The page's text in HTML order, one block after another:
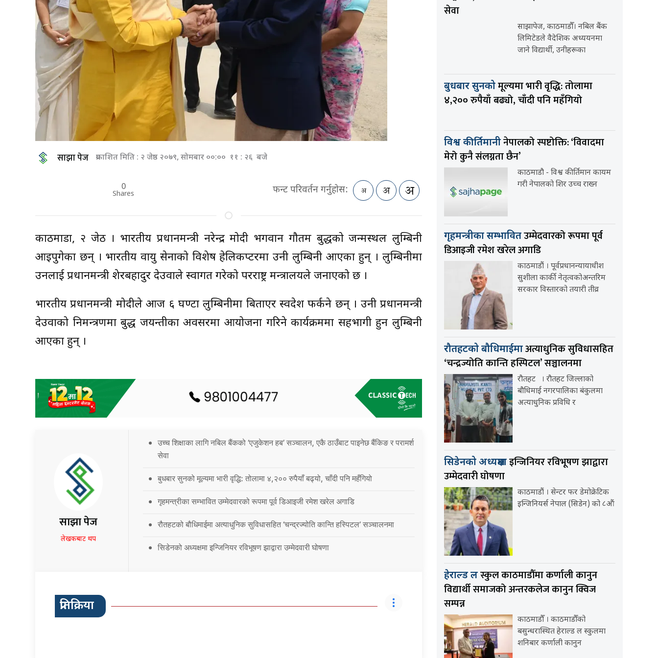
साझा पेज प्रकाशित मिति : २ जेष्ठ २०७९, सोमबार ००:०० ११ : २६ बजे
0
Shares फन्ट परिवर्तन गर्नुहोस:
काठमाडौं, २ जेठ । भारतीय प्रधानमन्त्री नरेन्द्र मोदी भगवान गौतम बुद्धको जन्मस्थल लुम्बिनी
आइपुगेका छन् । भारतीय वायु सेनाको विशेष हेलिकप्टरमा उनी लुम्बिनी आएका हुन् । लुम्बिनीमा
उनलाई प्रधानमन्त्री शेरबहादुर देउवाले स्वागत गरेको परराष्ट्र मन्त्रालयले जनाएको छ ।
भारतीय प्रधानमन्त्री मोदीले आज ६ घण्टा लुम्बिनीमा बिताएर स्वदेश फर्कने छन् । उनी प्रधानमन्त्री
देउवाको निमन्त्रणमा बुद्ध जयन्तीका अवसरमा आयोजना गरिने कार्यक्रममा सहभागी हुन लुम्बिनी
आएका हुन् ।
साझा पेज
लेखकबाट थप
उच्च शिक्षाका लागि नबिल बैंकको ‘एजुकेशन हब’ सञ्चालन, एकै ठाउँबाट पाइनेछ बैंकिङ र परामर्श
सेवा
बुधबार सुनको मूल्यमा भारी वृद्धि: तोलामा ४,२०० रुपैयाँ बढ्यो, चाँदी पनि महँगियो
गृहमन्त्रीका सम्भावित उम्मेदवारको रूपमा पूर्व डिआइजी रमेश खरेल अगाडि
रौतहटको बौधिमाईमा अत्याधुनिक सुविधासहित ‘चन्द्रज्योति कान्ति हस्पिटल’ सञ्चालनमा
सिडेनको अध्यक्षमा इन्जिनियर रविभूषण झाद्वारा उम्मेदवारी घोषणा
प्रतिक्रिया
सेवा
साझापेज, काठमाडौँ। नबिल बैंक
लिमिटेडले वैदेशिक अध्ययनमा
जाने विद्यार्थी, उनीहरूका
बुधबार सुनकोमूल्यमा भारी वृद्धि: तोलामा
४,२०० रुपैयाँ बढ्यो, चाँदी पनि महँगियो
विश्व कीर्तिमानीनेपालको स्पष्टोक्ति: ‘विवादमा
मेरो कुनै संलग्नता छैन’
काठमाडौ - विश्व कीर्तिमान कायम
गरी नेपालको शिर उच्च राख्न
गृहमन्त्रीका सम्भावितउम्मेदवारको रूपमा पूर्व
डिआइजी रमेश खरेल अगाडि
काठमाडौं । पूर्वप्रधानन्यायाधीश
सुशीला कार्की नेतृत्वकोअन्तरिम
सरकार विस्तारको तयारी तीव्र
रौतहटको बौधिमाईमाअत्याधुनिक सुविधासहित
‘चन्द्रज्योति कान्ति हस्पिटल’ सञ्चालनमा
रौतहट । रौतहट जिल्लाको
बौधिमाई नगरपालिका बंकुलमा
अत्याधुनिक प्रविधि र
सिडेनको अध्यक्षमाइन्जिनियर रविभूषण झाद्वारा
उम्मेदवारी घोषणा
काठमाडौं । सेन्टर फर डेमोक्रेटिक
इन्जिनियर्स नेपाल (सिडेन) को ८औं
हेराल्ड लस्कुल काठमाडौँमा कर्णाली कानुन
विद्यार्थी समाजको अन्तरकलेज कानुन क्विज
सम्पन्न
काठमाडौँ । काठमाडौँको
बसुन्धरास्थित हेराल्ड ल स्कुलमा
शनिबार कर्णाली कानुन